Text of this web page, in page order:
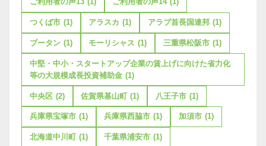
つくば市 (1) アラスカ (1) アラブ首長国連邦 (1)
ブータン (1) モーリシャス (1) 三重県松阪市 (1)
中堅・中小・スタートアップ企業の賃上げに向けた省力化
等の大規模成長投資補助金 (1)
中央区 (2) 佐賀県基山町 (1) 八王子市 (1)
兵庫県宝塚市 (1) 兵庫県西脇市 (1) 加須市 (1)
北海道中川町 (1) 千葉県浦安市 (1)